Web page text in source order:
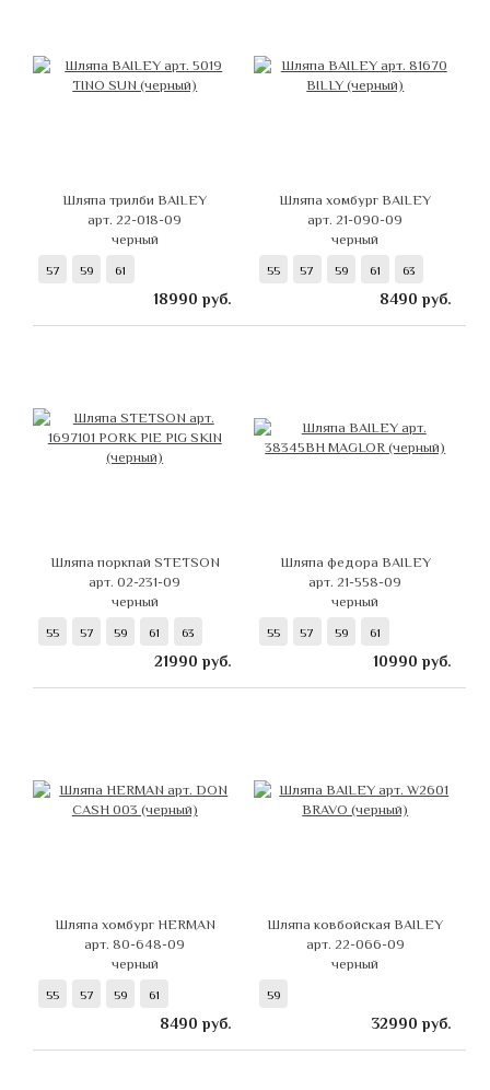
Шляпа трилби BAILEY
арт. 22-018-09
черный
57 59 61
18990 руб.
Шляпа хомбург BAILEY
арт. 21-090-09
черный
55 57 59 61 63
8490 руб.
Шляпа поркпай STETSON
арт. 02-231-09
черный
55 57 59 61 63
21990 руб.
Шляпа федора BAILEY
арт. 21-558-09
черный
55 57 59 61
10990 руб.
Шляпа хомбург HERMAN
арт. 80-648-09
черный
55 57 59 61
8490 руб.
Шляпа ковбойская BAILEY
арт. 22-066-09
черный
59
32990 руб.